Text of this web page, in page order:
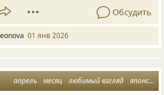
Обсудить
01 янв 2026
апрель месяц любимый взгляд японский сонет